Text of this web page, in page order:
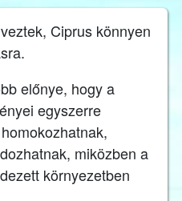
Ciprus könnyen
előnye, hogy a
egyszerre
miközben a
környezetben